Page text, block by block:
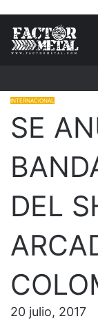
INTERNACIONAL
SE
DEL
20 julio, 2017